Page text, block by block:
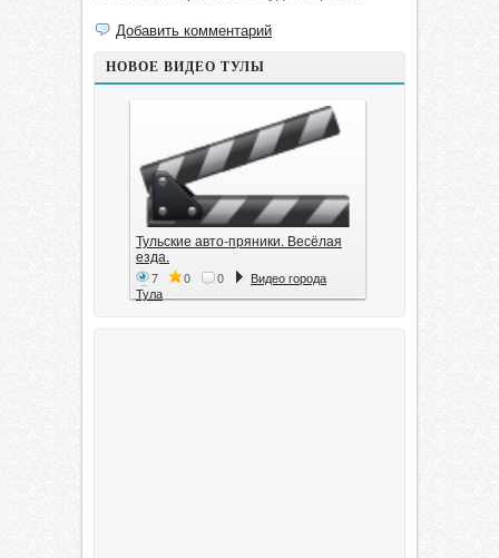
Добавить комментарий
НОВОЕ ВИДЕО ТУЛЫ
Тульские авто-пряники. Весёлая
езда.
7 0 0
Видео города
Тула